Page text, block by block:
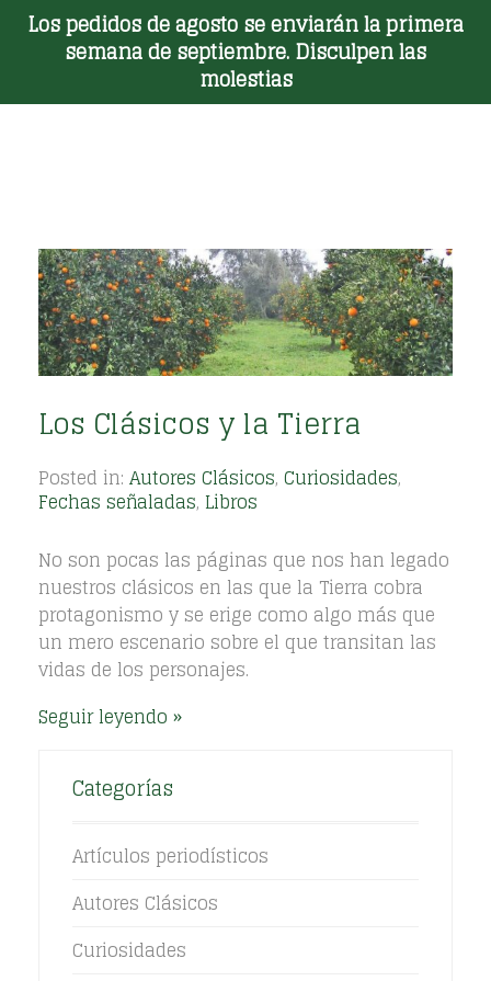
Los pedidos de agosto se enviarán la primera
semana de septiembre. Disculpen las
molestias
Toggle Menu
Los Clásicos y la Tierra
Posted in: Autores Clásicos, Curiosidades,
Fechas señaladas, Libros
No son pocas las páginas que nos han legado
nuestros clásicos en las que la Tierra cobra
protagonismo y se erige como algo más que
un mero escenario sobre el que transitan las
vidas de los personajes.
Seguir leyendo
Categorías
Artículos periodísticos
Autores Clásicos
Curiosidades